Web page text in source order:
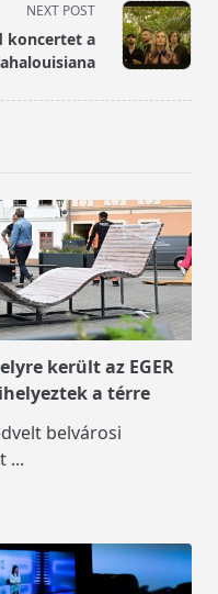
NEXT POST
koncertet a
került az EGER
a térre
belvárosi
...